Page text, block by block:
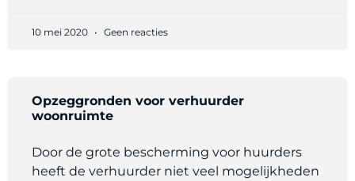
10 mei 2020 Geen reacties
Opzeggronden voor verhuurder
woonruimte
Door de grote bescherming voor huurders
heeft de verhuurder niet veel mogelijkheden